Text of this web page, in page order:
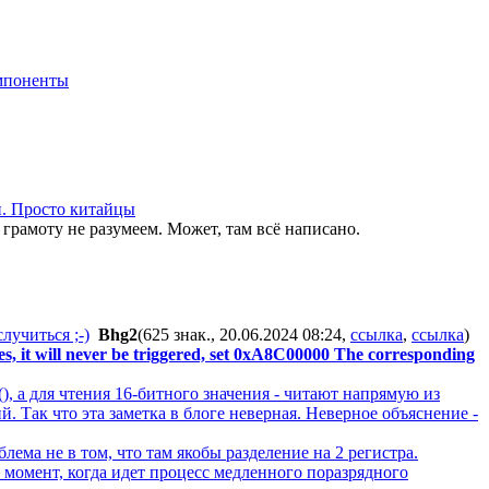
Просто китайцы
не разумеем. Может, там всё написано.
;-) Bhg2(625 знак., 20.06.2024 08:24, ссылка, ссылка)
it will never be triggered, set 0xA8C00000 The corresponding
а для чтения 16-битного значения - читают напрямую из
Так что эта заметка в блоге неверная. Неверное объяснение -
не в том, что там якобы разделение на 2 регистра.
когда идет процесс медленного поразрядного